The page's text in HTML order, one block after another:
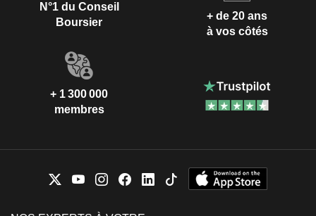
N°1 du Conseil
Boursier
+ de 20 ans
à vos côtés
+ 1 300 000
membres